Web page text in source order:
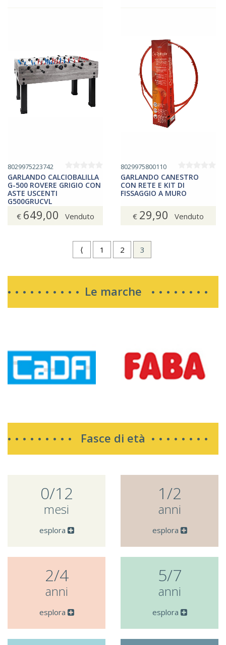
8029975223742
GARLANDO CALCIOBALILLA
G-500 ROVERE GRIGIO CON
ASTE USCENTI
G500GRUCVL
€ 649,00 Venduto
8029975800110
GARLANDO CANESTRO
CON RETE E KIT DI
FISSAGGIO A MURO
€ 29,90 Venduto
⟨ 1 2 3
Le marche
Fasce di età
0/12
mesi
esplora
1/2
anni
esplora
2/4
anni
esplora
5/7
anni
esplora